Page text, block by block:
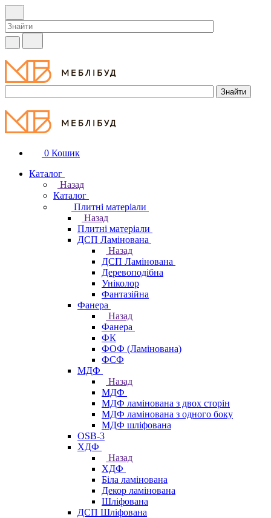
0 Кошик
Каталог
Назад
Каталог
Плитні матеріали
Назад
Плитні матеріали
ДСП Ламінована
Назад
ДСП Ламінована
Деревоподібна
Уніколор
Фантазійна
Фанера
Назад
Фанера
ФК
ФОФ (Ламінована)
ФСФ
МДФ
Назад
МДФ
МДФ ламінована з двох сторін
МДФ ламінована з одного боку
МДФ шліфована
OSB-3
ХДФ
Назад
ХДФ
Біла ламінована
Декор ламінована
Шліфована
ДСП Шліфована